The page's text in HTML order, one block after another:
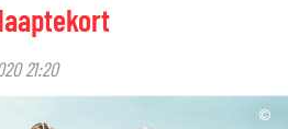
21:20
©